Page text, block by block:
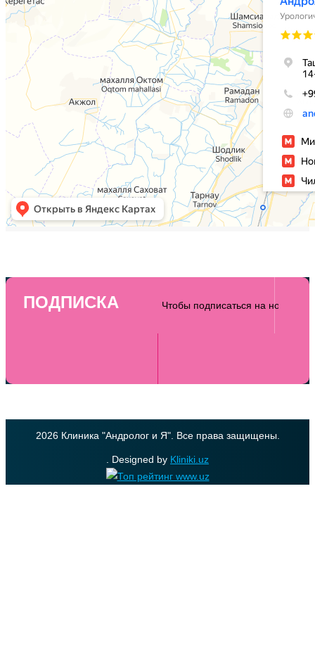
ПОДПИСКА
2026 Клиника "Андролог и Я". Все права защищены.
. Designed by Kliniki.uz